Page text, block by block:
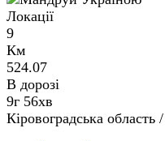
Локації
9
Км
524.07
В дорозі
9г 56хв
Кіровоградська